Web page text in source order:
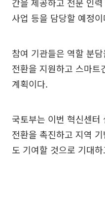
사업 등을 담당할 예정
참여 기관들은 역할 분
전환을 지원하고 스마트
계획이다.
국토부는 이번 혁신센터
전환을 촉진하고 지역
도 기여할 것으로 기대